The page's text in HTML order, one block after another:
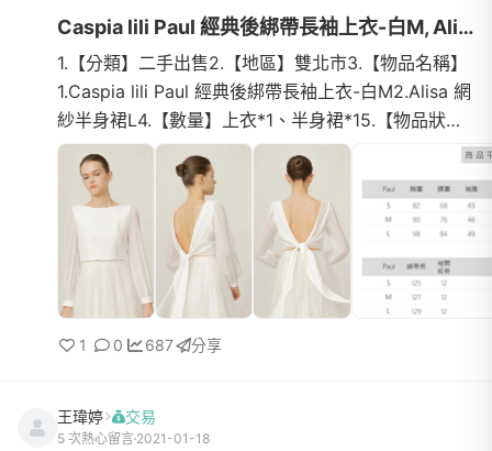
Caspia lili Paul 經典後綁帶長袖上衣-白M, Alisa 網紗半身裙L
1.【分類】二手出售2.【地區】雙北市3.【物品名稱】
1.Caspia lili Paul 經典後綁帶長袖上衣-白M2.Alisa 網
紗半身裙L4.【數量】上衣*1、半身裙*15.【物品狀
態】九成新6.【介紹】1.Paul 經典後綁帶長袖上衣-白
(M)https...
1 0 687 分享
王瑋婷 交易
5 次熱心留言 2021-01-18